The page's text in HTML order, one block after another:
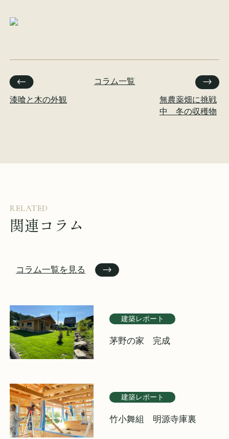
漆喰と木の外観
コラム一覧
無農薬畑に挑戦
中 冬の収穫物
RELATED
関連コラム
コラム一覧を見る
建築レポート
茅野の家 完成
建築レポート
竹小舞組 明源寺庫裏
オンラインショップ